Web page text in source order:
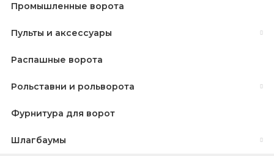
Промышленные ворота
Пульты и аксессуары
Распашные ворота
Рольставни и рольворота
Фурнитура для ворот
Шлагбаумы